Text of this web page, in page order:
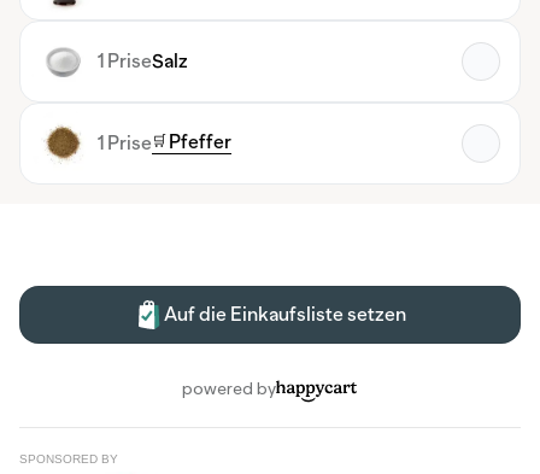
SPONSORED BY